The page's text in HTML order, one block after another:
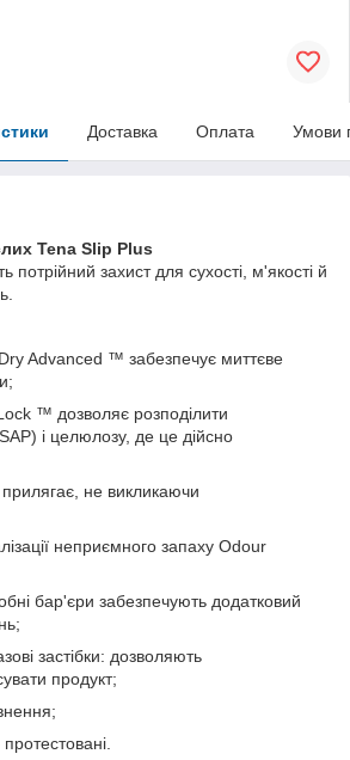
Доставка Оплата Умови
Tena Slip Plus
потрійний захист для сухості, м'якості й
Advanced ™ забезпечує миттєве
™ дозволяє розподілити
і целюлозу, де це дійсно
прилягає, не викликаючи
неприємного запаху Odour
бар'єри забезпечують додатковий
застібки: дозволяють
продукт;